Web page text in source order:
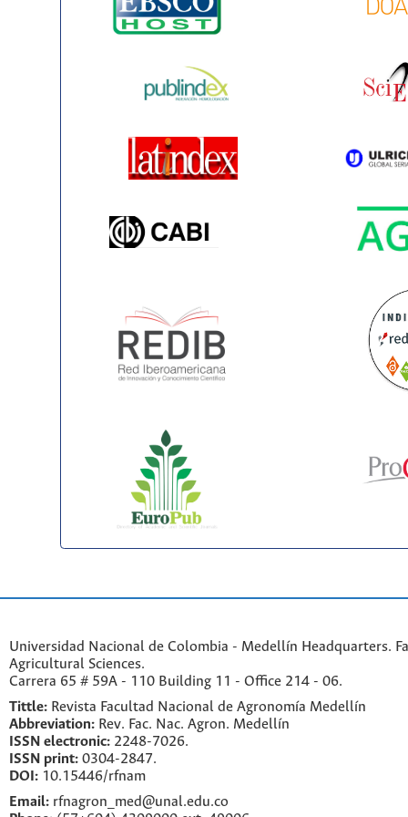
Universidad Nacional de Colombia - Medellín Headquarters.
Agricultural Sciences.
Carrera 65 # 59A - 110 Building 11 - Office 214 - 06.
Tittle: Revista Facultad Nacional de Agronomía Medellín
Abbreviation: Rev. Fac. Nac. Agron. Medellín
ISSN electronic: 2248-7026.
ISSN print: 0304-2847.
DOI: 10.15446/rfnam
Email: rfnagron_med@unal.edu.co